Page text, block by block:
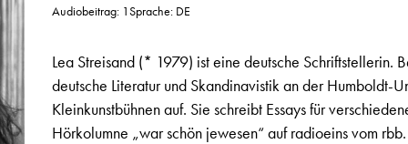
Audiobeitrag: 1Sprache: DE
Lea Streisand (* 1979) ist eine deutsche Schriftstellerin.
deutsche Literatur und Skandinavistik an der Humboldt-
Kleinkunstbühnen auf. Sie schreibt Essays für
Hörkolumne „war schön jewesen“ auf radioeins vom